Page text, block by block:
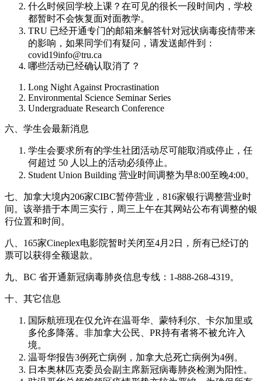
什么时候回学校上课？在可见的很长一段时间内，学校
都暂时不会恢复面对面教学。
TRU 已经开通专门的邮箱来解答针对冠状病毒疫情带来
的影响，如果同学们有疑问，请发送邮件到：
covid19info@tru.ca
哪些活动已经确认取消了？
Long Night Against Procrastination
Environmental Science Seminar Series
Undergraduate Research Conference
六、学生会最新消息
学生会要求所有的学生社团活动尽可能取消或停止，任
何超过 50 人以上的活动必须停止。
Student Union Building 营业时间调整为早8:00至晚4:00。
七、加拿大境内206家CIBC暂停营业，816家银行调整营业时
间。该举措于本周三实行，周三上午在其网站公布有调整的银
行位置和时间。
八、165家Cineplex电影院暂时关闭至4月2日，所有已经订的
票可以获得全额退款。
九、BC 省开通新冠病毒肺炎信息专线：1-888-268-4319。
十、其它信息
国际航班现在仅允许在温哥华、蒙特利尔、卡尔加里或
多伦多降落。非加拿大公民、PR持有者将不被允许入
境。
温哥华报告3例死亡病例，加拿大总死亡病例为4例。
日本奥林匹克委员会副主席新冠病毒肺炎检测为阳性。